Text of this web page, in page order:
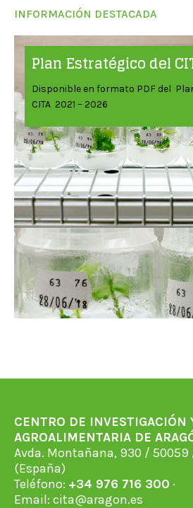
INFORMACIÓN DESTACADA
Plan Estratégico del
Disponible en formato PDF del
CITA 2021 – 2026
CENTRO DE INVESTIGACIÓN
AGROALIMENTARIA DE
Avda. Montañana, 930 / 50059
(España)
Teléfono: +34 976 716 300 ·
Email: cita@aragon.es